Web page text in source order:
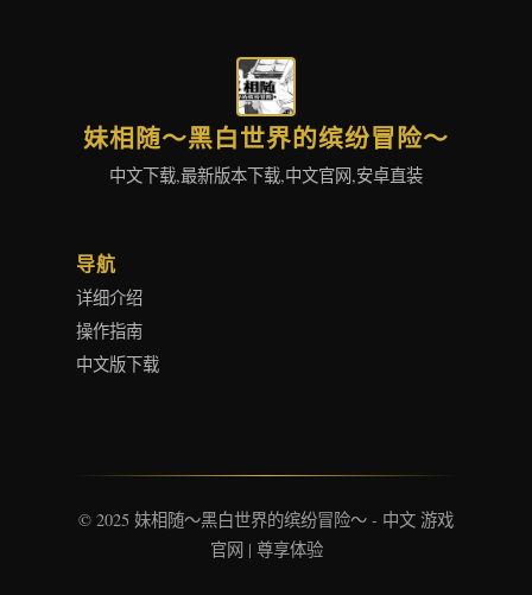
妹相随～黑白世界的缤纷冒险～
中文下载,最新版本下载,中文官网,安卓直装
导航
详细介绍
操作指南
中文版下载
© 2025 妹相随～黑白世界的缤纷冒险～ - 中文 游戏
官网 | 尊享体验